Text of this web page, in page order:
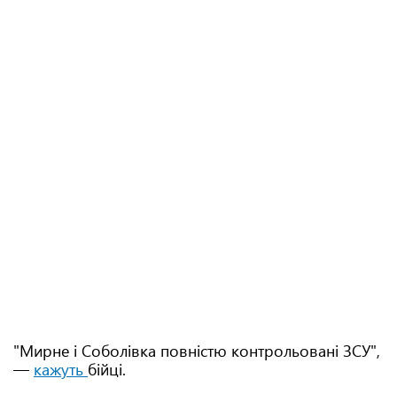
"Мирне і Соболівка повністю контрольовані ЗСУ",
— кажуть бійці.